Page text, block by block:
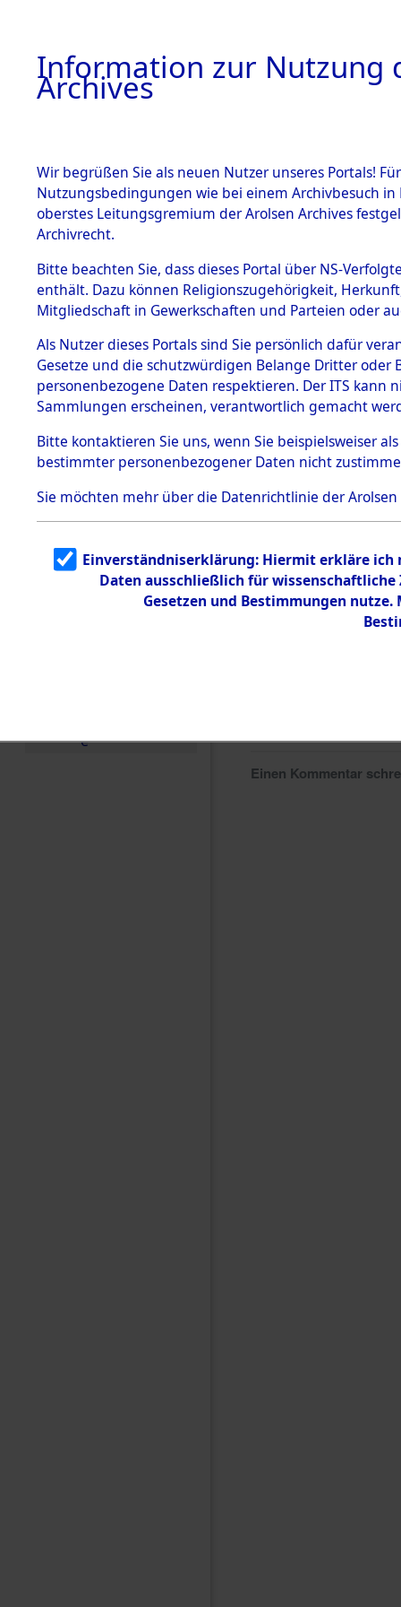
BESTÄNDE
1.
mente
5. Verschiedenes
5.3
Todesmärsche
5.3.1 Alliierte
Erhebungen
zu
Todesmärsch
en
5.3.2
g
5.3.3
Todesmärsch
e
Einen Kommentar
Information zur Nutzung
Archives
Wir begrüßen Sie als neuen Nutzer unseres Portals!
Nutzungsbedingungen wie bei einem Archivbesuch
oberstes Leitungsgremium der Arolsen Archives
Archivrecht.
Bitte beachten Sie, dass dieses Portal über NS-
enthält. Dazu können Religionszugehörigkeit,
Mitgliedschaft in Gewerkschaften und Parteien oder
Als Nutzer dieses Portals sind Sie persönlich dafür
Gesetze und die schutzwürdigen Belange Dritter
personenbezogene Daten respektieren. Der ITS
Sammlungen erscheinen, verantwortlich gemacht
Bitte kontaktieren Sie uns, wenn Sie beispielsweiser
bestimmter personenbezogener Daten nicht
Sie möchten mehr über die Datenrichtlinie der Arolsen
Einverständniserklärung: Hiermit erkläre ich
Daten ausschließlich für
Gesetzen und Bestimmungen